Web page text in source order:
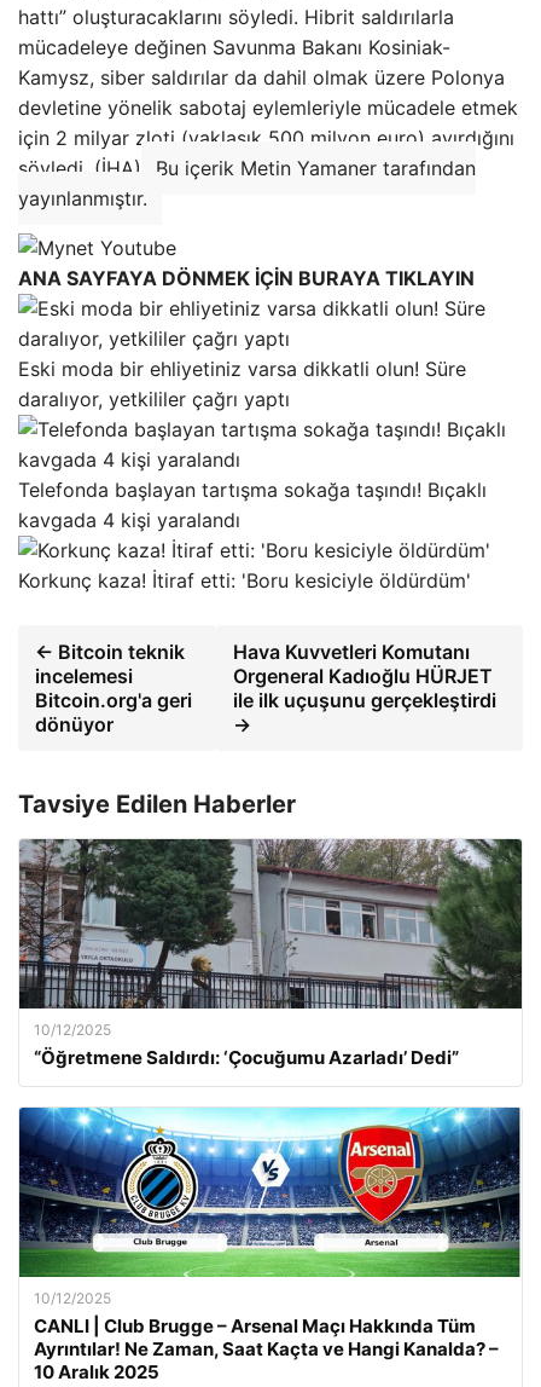
hattı” oluşturacaklarını söyledi. Hibrit saldırılarla
mücadeleye değinen Savunma Bakanı Kosiniak-
Kamysz, siber saldırılar da dahil olmak üzere Polonya
devletine yönelik sabotaj eylemleriyle mücadele etmek
için 2 milyar zloti (yaklaşık 500 milyon euro) ayırdığını
söyledi. (İHA)
Bu içerik Metin Yamaner tarafından
yayınlanmıştır.
ANA SAYFAYA DÖNMEK İÇİN BURAYA TIKLAYIN
Eski moda bir ehliyetiniz varsa dikkatli olun! Süre
daralıyor, yetkililer çağrı yaptı
Telefonda başlayan tartışma sokağa taşındı! Bıçaklı
kavgada 4 kişi yaralandı
Korkunç kaza! İtiraf etti: 'Boru kesiciyle öldürdüm'
← Bitcoin teknik
incelemesi
Bitcoin.org'a geri
dönüyor
Hava Kuvvetleri Komutanı
Orgeneral Kadıoğlu HÜRJET
ile ilk uçuşunu gerçekleştirdi
→
Tavsiye Edilen Haberler
10/12/2025
“Öğretmene Saldırdı: ‘Çocuğumu Azarladı’ Dedi”
10/12/2025
CANLI | Club Brugge – Arsenal Maçı Hakkında Tüm
Ayrıntılar! Ne Zaman, Saat Kaçta ve Hangi Kanalda? –
10 Aralık 2025